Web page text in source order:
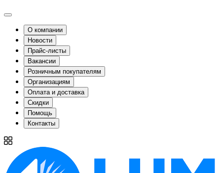
О компании
Новости
Прайс-листы
Вакансии
Розничным покупателям
Организациям
Оплата и доставка
Скидки
Помощь
Контакты